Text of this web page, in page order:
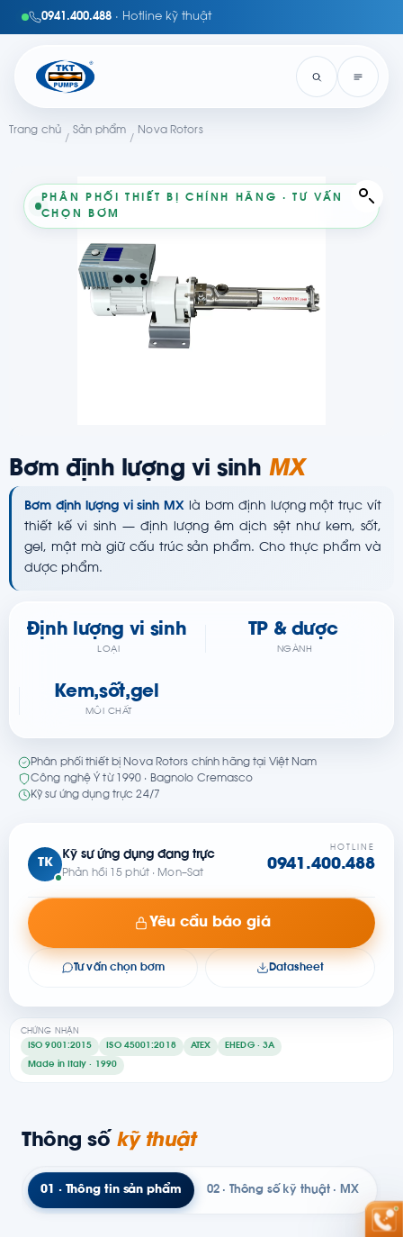
0941.400.488 · Hotline kỹ thuật
Trang chủ
/
Sản phẩm
/
Nova Rotors
PHÂN PHỐI THIẾT BỊ CHÍNH HÃNG · TƯ VẤN
CHỌN BƠM
CHỨNG NHẬN
ISO 9001:2015 ISO 45001:2018 ATEX EHEDG · 3A
Made in Italy · 1990
Bơm định lượng vi sinh MX
Bơm định lượng vi sinh MX là bơm định lượng một trục vít
thiết kế vi sinh — định lượng êm dịch sệt như kem, sốt,
gel, mật mà giữ cấu trúc sản phẩm. Cho thực phẩm và
dược phẩm.
Định lượng vi sinh
LOẠI
TP & dược
NGÀNH
Kem,sốt,gel
MÔI CHẤT
Phân phối thiết bị Nova Rotors chính hãng tại Việt Nam
Công nghệ Ý từ 1990 · Bagnolo Cremasco
Kỹ sư ứng dụng trực 24/7
TK
Kỹ sư ứng dụng đang trực
Phản hồi 15 phút · Mon–Sat
HOTLINE
0941.400.488
Yêu cầu báo giá
Tư vấn chọn bơm Datasheet
Thông số kỹ thuật
01 · Thông tin sản phẩm 02 · Thông số kỹ thuật · MX